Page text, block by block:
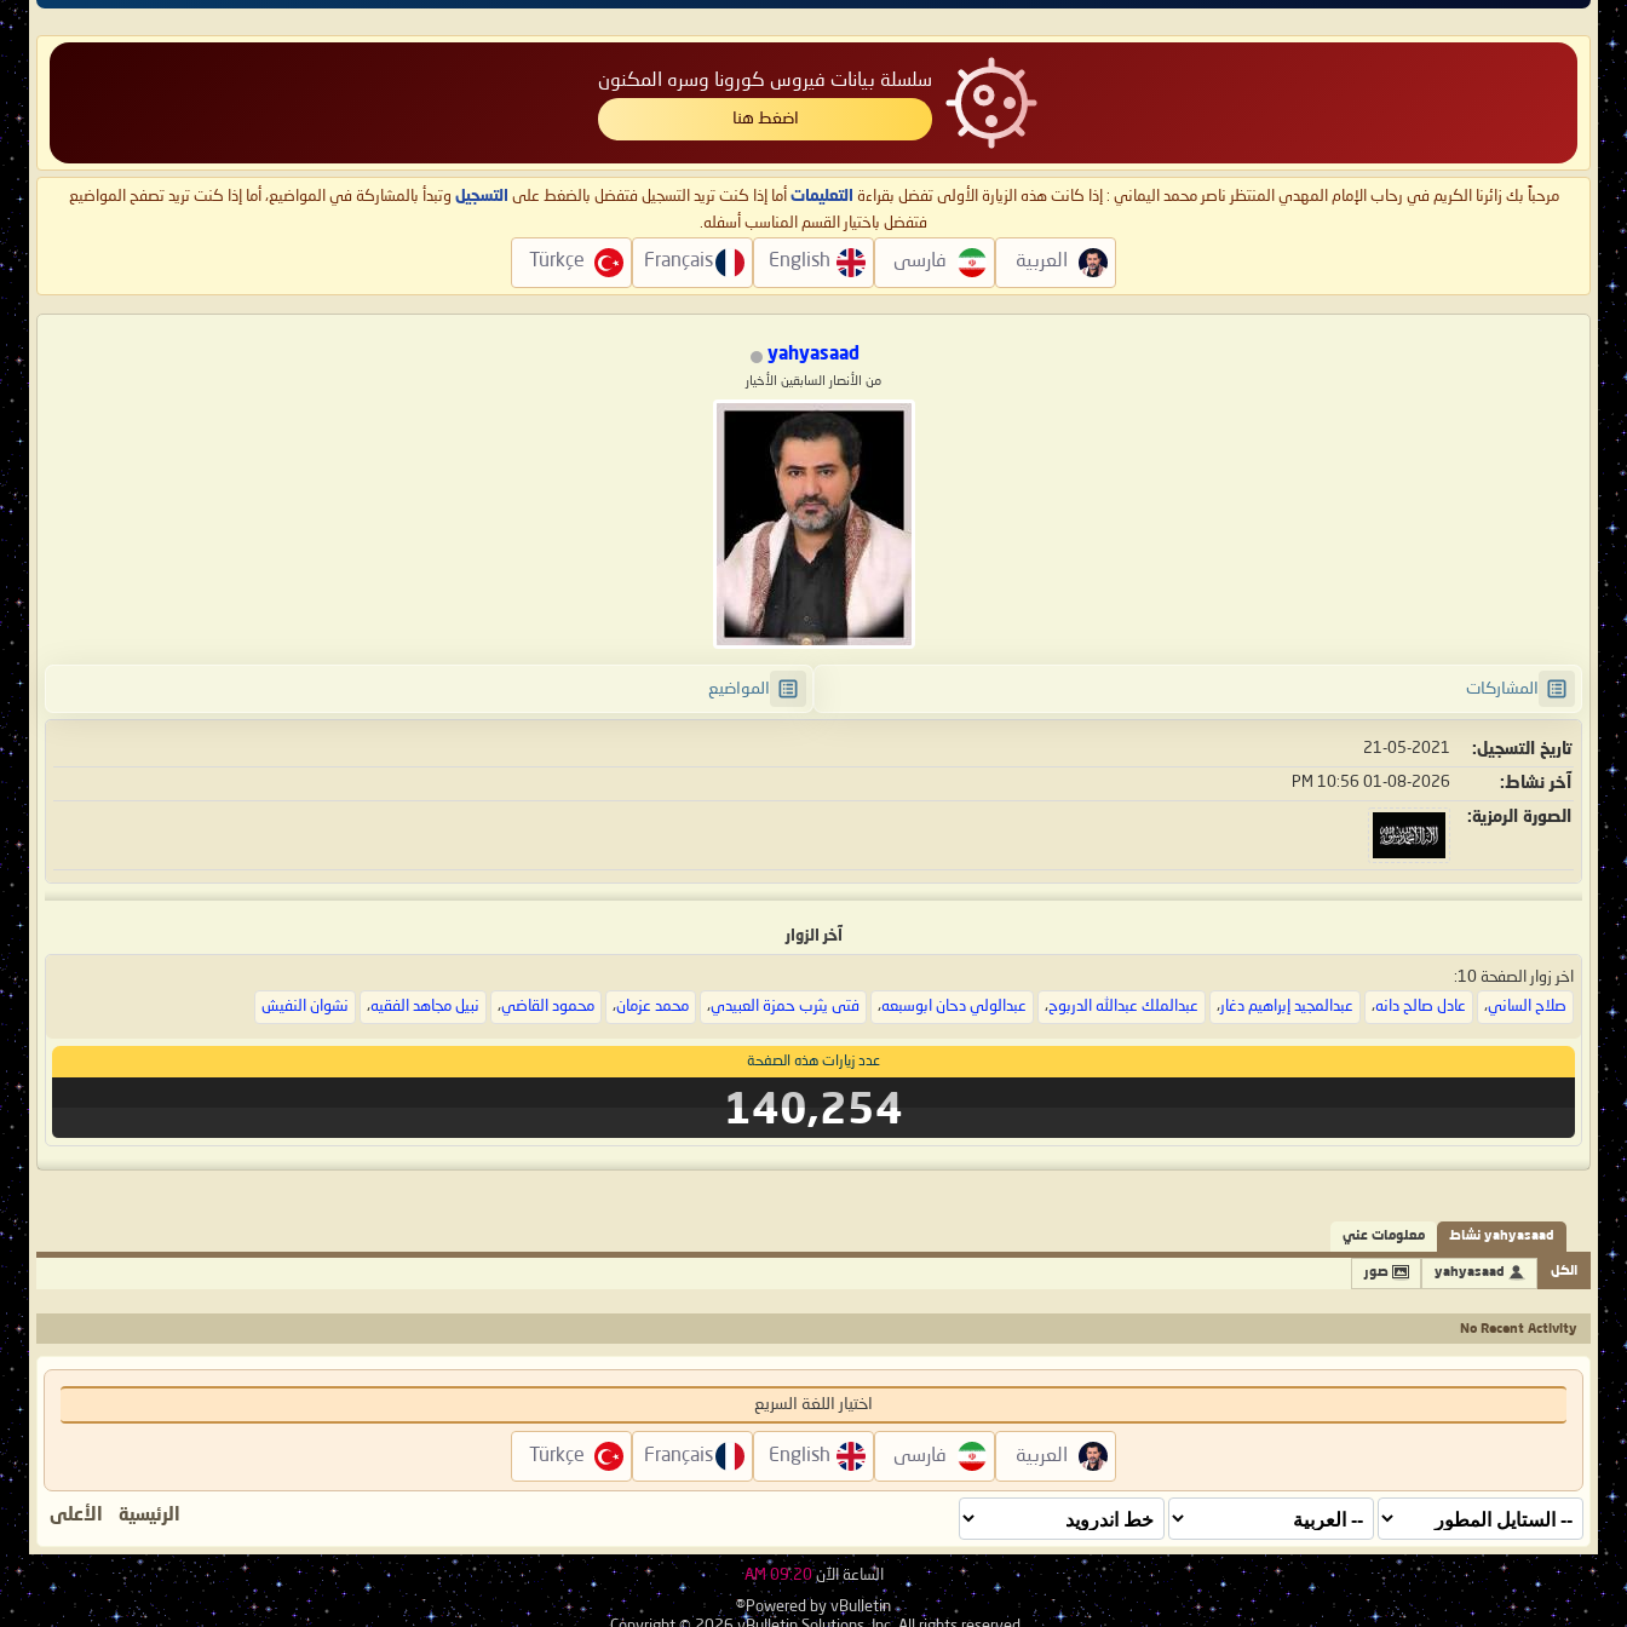
سلسلة بيانات فيروس كورونا وسره المكنون
اضغط هنا
مرحباً بك زائرنا الكريم في رحاب الإمام المهدي المنتظر ناصر محمد اليماني : إذا كانت هذه الزيارة الأولى تفضل بقراءة التعليمات أما إذا كنت تريد التسجيل فتفضل بالضغط على التسجيل وتبدأ بالمشاركة في المواضيع، أما إذا كنت تريد تصفح المواضيع
فتفضل باختيار القسم المناسب أسفله.
العربية فارسی English
Français
Türkçe
yahyasaad
من الأنصار السابقين الأخيار
المشاركات المواضيع
تاريخ التسجيل 21-05-2021
آخر نشاط 01-08-2026
10:56 PM
الصورة الرمزية
آخر الزوار
اخر زوار الصفحة 10:
صلاح الساني، عادل صالح دانه، عبدالمجيد إبراهيم دغار، عبدالملك عبدالله الدربوح، عبدالولي دحان ابوسبعه، فتى يثرب حمزة العبيدي، محمد عزمان، محمود القاضي، نبيل مجاهد الفقيه، نشوان النفيش
عدد زيارات هذه الصفحة
140,254
yahyasaad نشاط معلومات عني
الكل yahyasaad صور
No Recent Activity
اختيار اللغة السريع
العربية فارسی English
Français
Türkçe
الرئيسية الأعلى
الساعة الآن09:20 AM
Powered by vBulletin®